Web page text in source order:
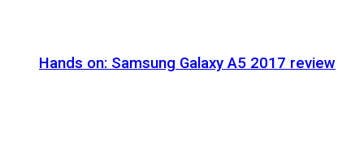
Hands on: Samsung Galaxy A5 2017 review